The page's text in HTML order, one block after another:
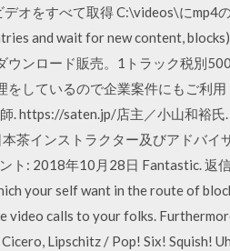
オをすべて取得 C:\videos\にmp4
and wait for new content,
ンロード販売。1トラック税別
しているので企業案件にもご利
. https://saten.jp/店主／小山和裕氏
インストラクター及びアドバイ
ト: 2018年10月28日 Fantastic. 返
your self want in the route of
video calls to your folks.
Lipschitz / Pop! Six! Squish!